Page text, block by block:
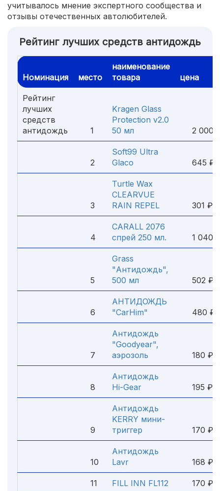
учитывалось мнение экспертного сообщества и
отзывы отечественных автолюбителей.
Рейтинг лучших средств антидождь
Номинация место
наименование
товара
цена
Рейтинг
лучших
средств
антидождь
1
Kragen Glass
Protection v2.0
50 мл
2 000
2
Soft99 Ultra
Glaco
645 ₽
3
Turtle Wax
CLEARVUE
RAIN REPEL
301 ₽
4
CARALL 2076
спрей 250 мл.
1 040
5
Grass
"Антидождь",
500 мл
502 ₽
6
АНТИДОЖДЬ
"CarHim"
480 ₽
7
Антидождь
"Goodyear",
аэрозоль
180 ₽
8
Антидождь
Hi-Gear
195 ₽
9
Антидождь
KERRY мини-
триггер
170 ₽
10
Антидождь
Lavr
168 ₽
11 FILL INN FL112 170 ₽